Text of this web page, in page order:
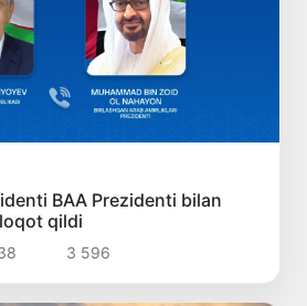
BAA Prezidenti bilan
qildi
3 596